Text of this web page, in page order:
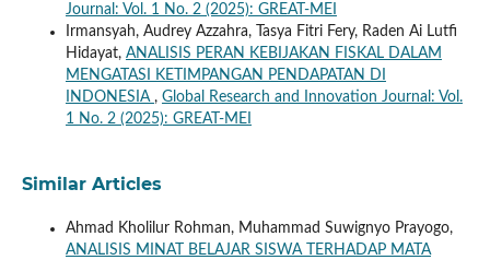
Journal: Vol. 1 No. 2 (2025): GREAT-MEI
Irmansyah, Audrey Azzahra, Tasya Fitri Fery, Raden Ai Lutfi
Hidayat, ANALISIS PERAN KEBIJAKAN FISKAL DALAM
MENGATASI KETIMPANGAN PENDAPATAN DI
INDONESIA , Global Research and Innovation Journal: Vol.
1 No. 2 (2025): GREAT-MEI
Similar Articles
Ahmad Kholilur Rohman, Muhammad Suwignyo Prayogo,
ANALISIS MINAT BELAJAR SISWA TERHADAP MATA